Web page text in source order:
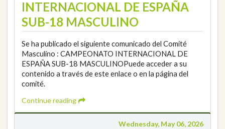
INTERNACIONAL DE ESPAÑA
SUB-18 MASCULINO
Se ha publicado el siguiente comunicado del Comité
Masculino : CAMPEONATO INTERNACIONAL DE
ESPAÑA SUB-18 MASCULINOPuede acceder a su
contenido a través de este enlace o en la página del
comité.
Continue reading
Wednesday, May 06, 2026